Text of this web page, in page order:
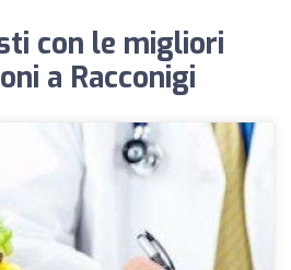
con le migliori
a Racconigi